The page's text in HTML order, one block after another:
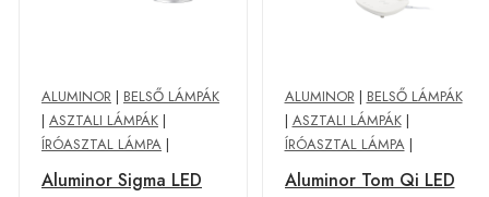
ALUMINOR | BELSŐ LÁMPÁK
| ASZTALI LÁMPÁK |
ÍRÓASZTAL LÁMPA |
Aluminor Sigma LED
ALUMINOR| BELSŐ LÁMPÁK
| ASZTALI LÁMPÁK|
ÍRÓASZTAL LÁMPA|
Aluminor Tom Qi LED